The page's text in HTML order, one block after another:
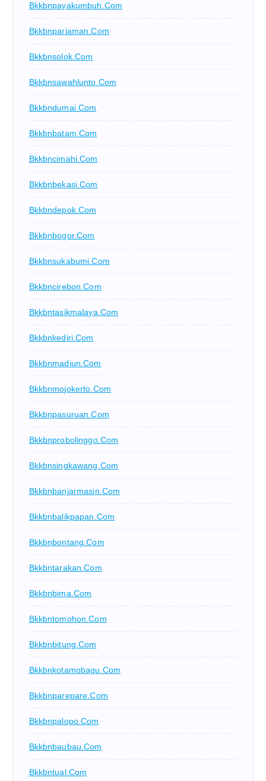
Bkkbnpayakumbuh.com
Bkkbnpariaman.com
Bkkbnsolok.com
Bkkbnsawahlunto.com
Bkkbndumai.com
Bkkbnbatam.com
Bkkbncimahi.com
Bkkbnbekasi.com
Bkkbndepok.com
Bkkbnbogor.com
Bkkbnsukabumi.com
Bkkbncirebon.com
Bkkbntasikmalaya.com
Bkkbnkediri.com
Bkkbnmadiun.com
Bkkbnmojokerto.com
Bkkbnpasuruan.com
Bkkbnprobolinggo.com
Bkkbnsingkawang.com
Bkkbnbanjarmasin.com
Bkkbnbalikpapan.com
Bkkbnbontang.com
Bkkbntarakan.com
Bkkbnbima.com
Bkkbntomohon.com
Bkkbnbitung.com
Bkkbnkotamobagu.com
Bkkbnparepare.com
Bkkbnpalopo.com
Bkkbnbaubau.com
Bkkbntual.com